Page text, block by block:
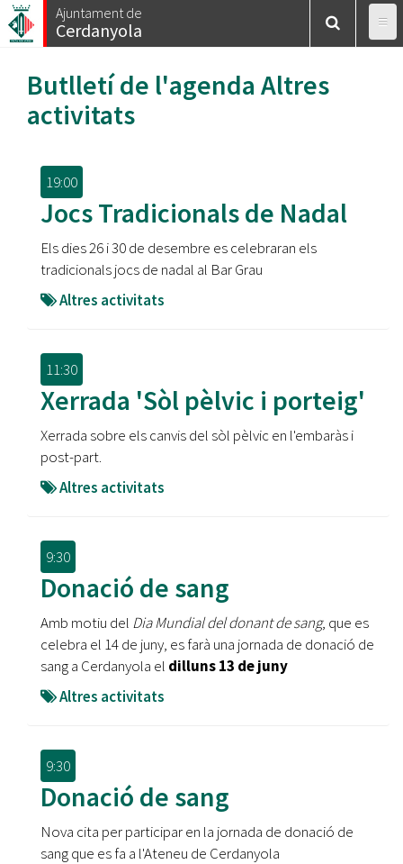
Vés
al
Ajuntament de
Cerdanyola
Butlletí de l'agenda Altres
activitats
19:00
Jocs Tradicionals de Nadal
Els dies 26 i 30 de desembre es celebraran els
tradicionals jocs de nadal al Bar Grau
Altres activitats
11:30
Xerrada 'Sòl pèlvic i porteig'
Xerrada sobre els canvis del sòl pèlvic en l'embaràs i
post-part.
Altres activitats
9:30
Donació de sang
Amb motiu del Dia Mundial del donant de sang, que es
celebra el 14 de juny, es farà una jornada de donació de
sang a Cerdanyola el dilluns 13 de juny
Altres activitats
9:30
Donació de sang
Nova cita per participar en la jornada de donació de
sang que es fa a l'Ateneu de Cerdanyola